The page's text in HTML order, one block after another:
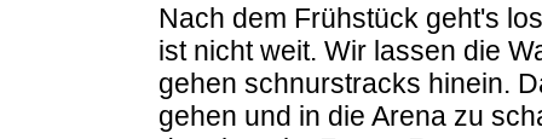
Nach dem Frühstück geht's
ist nicht weit. Wir lassen die
gehen schnurstracks hinein.
gehen und in die Arena zu